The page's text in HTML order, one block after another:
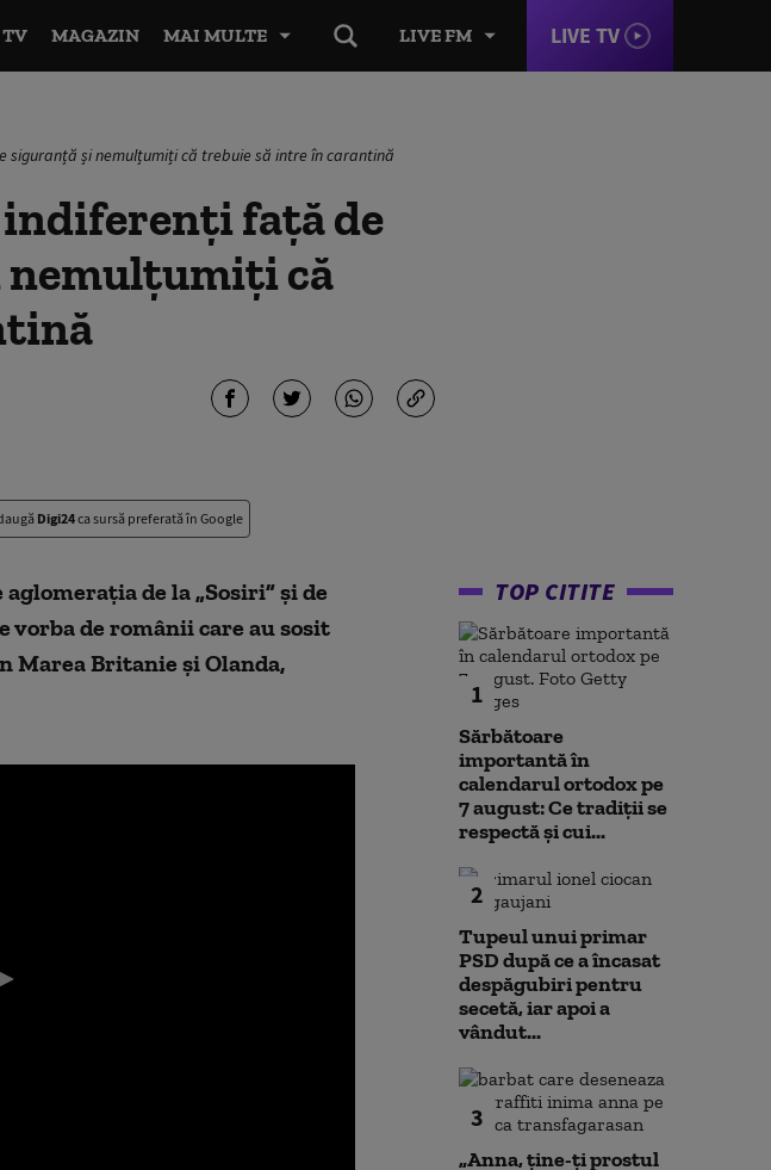
LIVE FM LIVE TV
TV MAGAZIN MAI MULTE
siguranță și nemulțumiți că trebuie să intre în carantină
indiferenți față de
nemulțumiți că
Digi24ca sursă preferată în Google
de la „Sosiri” și de
de românii care au sosit
Marea Britanie și Olanda,
TOP CITITE
1
Sărbătoare
importantă în
calendarul ortodox pe
7 august: Ce tradiții se
respectă și cui...
2
Tupeul unui primar
PSD după ce a încasat
despăgubiri pentru
secetă, iar apoi a
vândut...
3
„Anna, ţine-ţi prostul